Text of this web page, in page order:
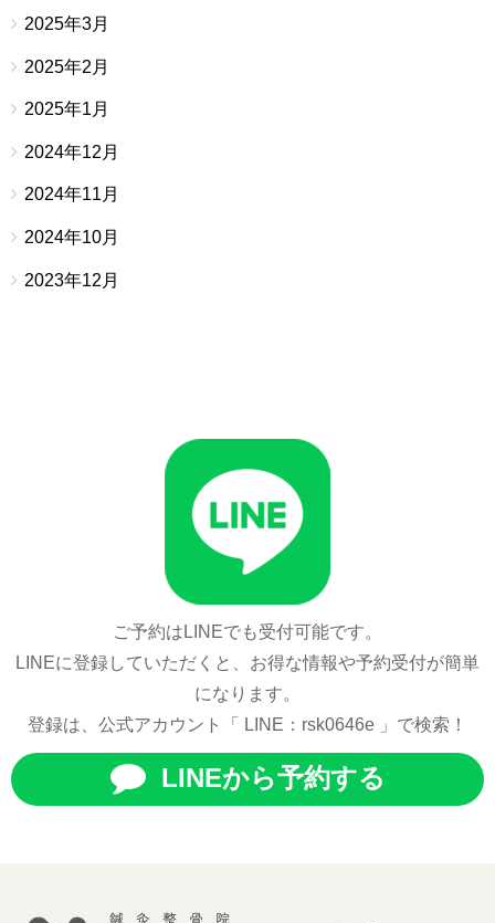
2025年3月
2025年2月
2025年1月
2024年12月
2024年11月
2024年10月
2023年12月
ご予約はLINEでも受付可能です。
LINEに登録していただくと、お得な情報や予約受付が簡単
になります。
登録は、公式アカウント「 LINE：rsk0646e 」で検索！
LINEから予約する